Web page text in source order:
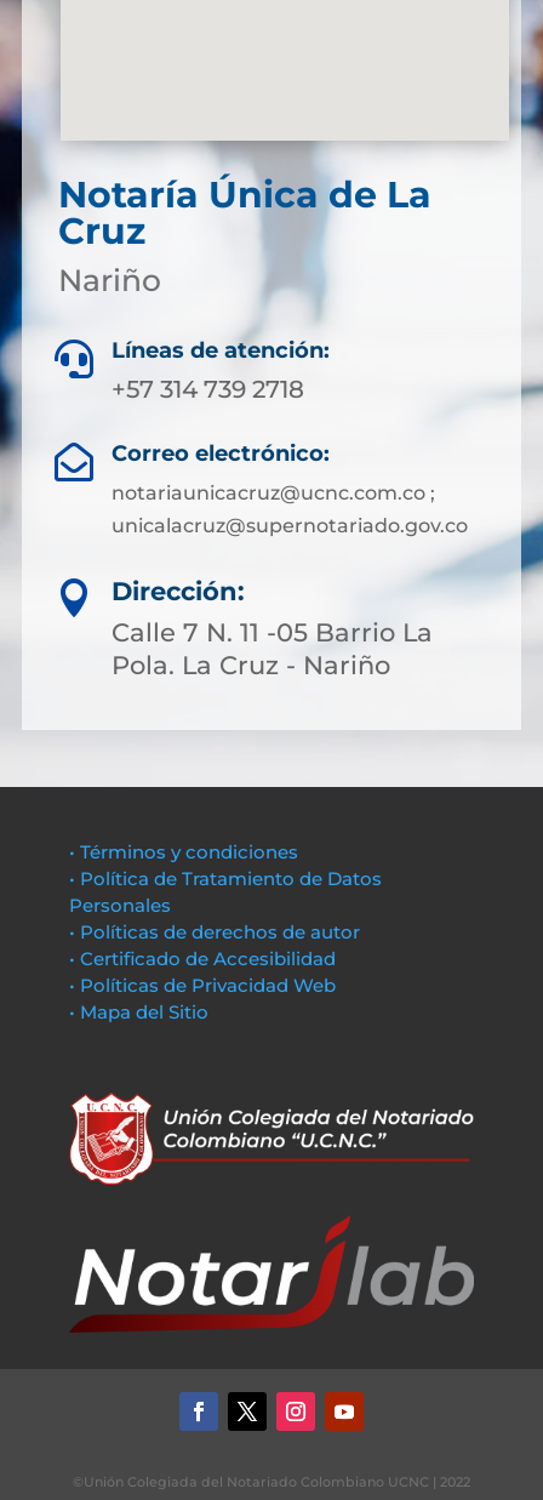
Notaría Única de La
Cruz
Nariño
 Líneas de atención:
+57 314 739 2718
 Correo electrónico:
notariaunicacruz@ucnc.com.co ;
unicalacruz@supernotariado.gov.co

Dirección:
Calle 7 N. 11 -05 Barrio La
Pola. La Cruz - Nariño
• Términos y condiciones
• Política de Tratamiento de Datos
Personales
• Políticas de derechos de autor
• Certificado de Accesibilidad
• Políticas de Privacidad Web
• Mapa del Sitio
©Unión Colegiada del Notariado Colombiano UCNC | 2022